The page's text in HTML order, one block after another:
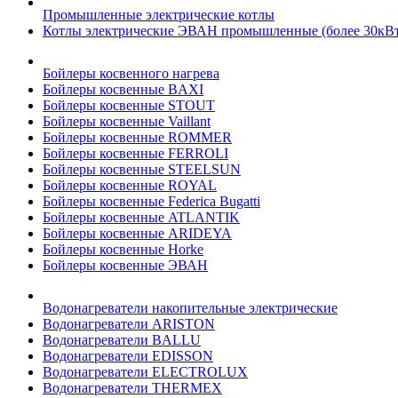
Промышленные электрические котлы
Котлы электрические ЭВАН промышленные (более
Бойлеры косвенного нагрева
Бойлеры косвенные BAXI
Бойлеры косвенные STOUT
Бойлеры косвенные Vaillant
Бойлеры косвенные ROMMER
Бойлеры косвенные FERROLI
Бойлеры косвенные STEELSUN
Бойлеры косвенные ROYAL
Бойлеры косвенные Federica Bugatti
Бойлеры косвенные ATLANTIK
Бойлеры косвенные ARIDEYA
Бойлеры косвенные Horke
Бойлеры косвенные ЭВАН
Водонагреватели накопительные электрические
Водонагреватели ARISTON
Водонагреватели BALLU
Водонагреватели EDISSON
Водонагреватели ELECTROLUX
Водонагреватели THERMEX